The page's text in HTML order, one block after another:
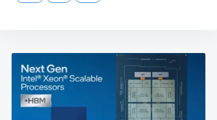
Beitragsnavigation